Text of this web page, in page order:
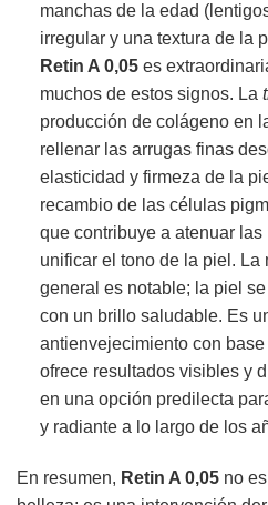
manchas de la edad
irregular y una textura de la
Retin A 0,05es
muchos de estos signos. La
producción de colágeno en
rellenar las arrugas finas
elasticidad y firmeza de la
recambio de las células
que contribuye a atenuar
unificar el tono de la piel. La
general es notable; la piel
con un brillo saludable. Es
antienvejecimiento con
ofrece resultados visibles y
en una opción predilecta
y radiante a lo largo de los
En resumen, Retin A 0,05 no